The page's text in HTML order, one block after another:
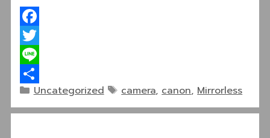
Facebook
Twitter
Line
ShareCategories
Uncategorized Tags
camera, canon, Mirrorless